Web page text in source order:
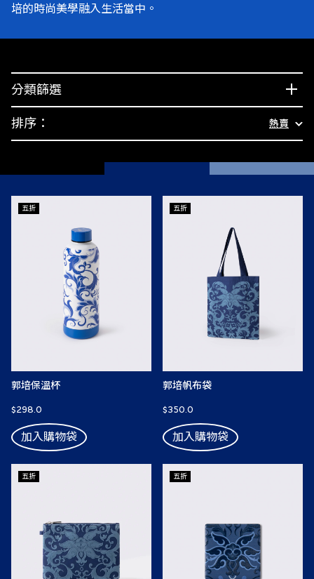
培的時尚美學融入生活當中。
分類篩選
排序： 熱賣
五折
郭培保溫杯
$298.0
加入購物袋
五折
郭培帆布袋
$350.0
加入購物袋
五折 五折